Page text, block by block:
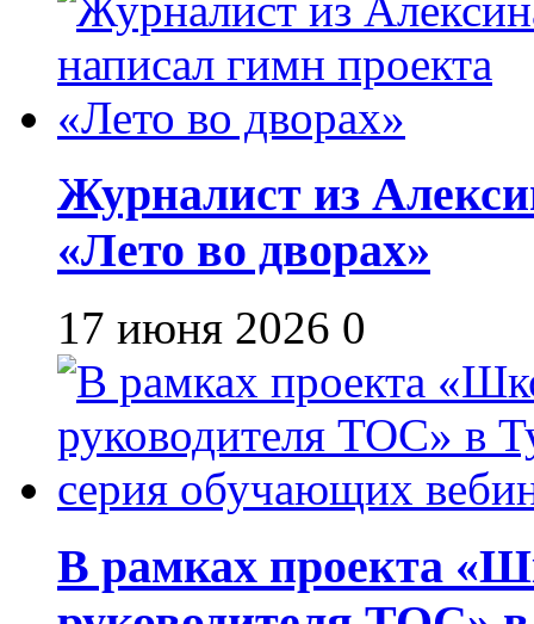
Журналист из
«Лето во дворах»
17 июня 2026 0
В рамках проекта